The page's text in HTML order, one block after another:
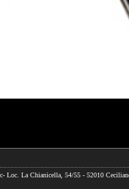
Loc. La Chianicella, 54/55 - 52010